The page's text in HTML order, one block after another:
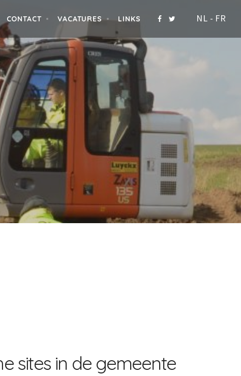
CONTACT VACATURES LINKS NL - FR
sites in de gemeente